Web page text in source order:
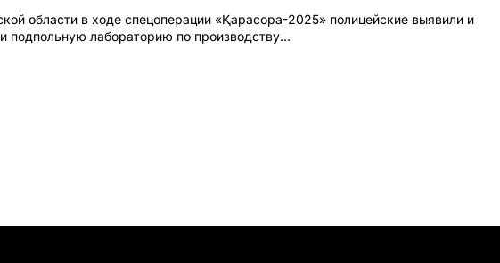
области в ходе спецоперации «Қарасора-2025» полицейские выявили и
подпольную лабораторию по производству…